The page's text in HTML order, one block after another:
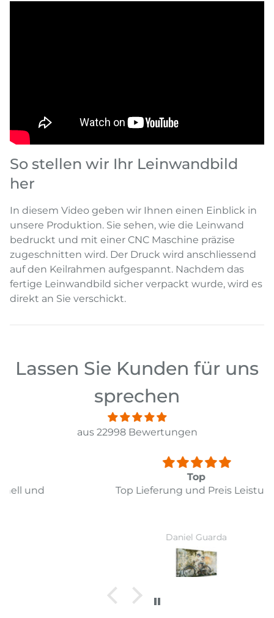
So stellen wir Ihr Leinwandbild
her
In diesem Video geben wir Ihnen einen Einblick in
unsere Produktion. Sie sehen, wie die Leinwand
bedruckt und mit einer CNC Maschine präzise
zugeschnitten wird. Der Druck wird anschliessend
auf den Keilrahmen aufgespannt. Nachdem das
fertige Leinwandbild sicher verpackt wurde, wird es
direkt an Sie verschickt.
Lassen Sie Kunden für uns
sprechen
aus 22998 Bewertungen
Top Lieferung und Preis Leistung
Daniel Guarda